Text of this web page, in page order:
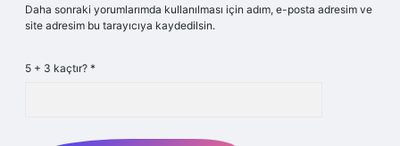
Daha sonraki yorumlarımda kullanılması için adım, e-posta adresim ve
site adresim bu tarayıcıya kaydedilsin.
5 + 3 kaçtır? *